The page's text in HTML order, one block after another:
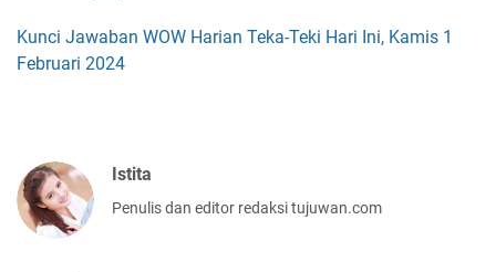
Kunci Jawaban WOW Harian Teka-Teki Hari Ini, Kamis 1
Februari 2024
Istita
Penulis dan editor redaksi tujuwan.com